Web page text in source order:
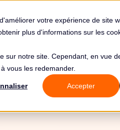
votre expérience de site
plus d'informations sur les
sur notre site. Cependant, en vue
vous les redemander.
Accepter
Tarifs Clients